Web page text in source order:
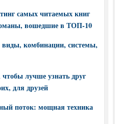
самых читаемых книг
вошедшие в ТОП-10
комбинации, системы,
лучше узнать друг
для друзей
поток: мощная техника